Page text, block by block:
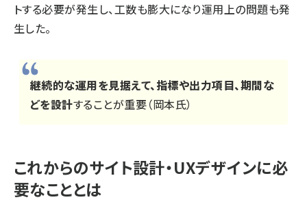
トする必要が発生し、工数も膨大になり運用上の問題も発
生した。
継続的な運用を見据えて、指標や出力項目、期間な
どを設計することが重要（岡本氏）
これからのサイト設計・UXデザインに必
要なこととは